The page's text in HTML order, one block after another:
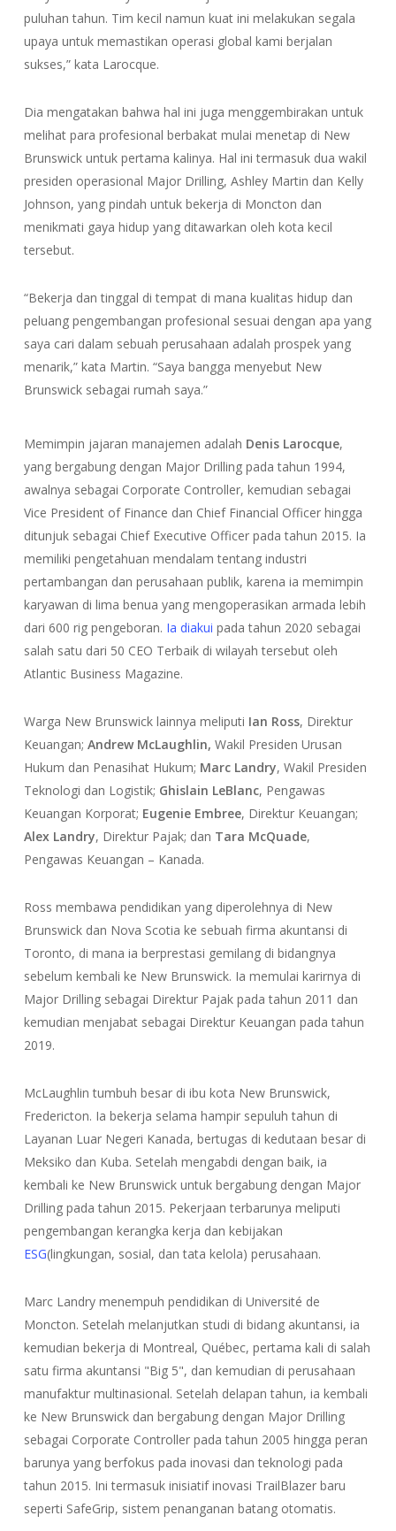
puluhan tahun. Tim kecil namun kuat ini melakukan segala
upaya untuk memastikan operasi global kami berjalan
sukses,” kata Larocque.
Dia mengatakan bahwa hal ini juga menggembirakan untuk
melihat para profesional berbakat mulai menetap di New
Brunswick untuk pertama kalinya. Hal ini termasuk dua wakil
presiden operasional Major Drilling, Ashley Martin dan Kelly
Johnson, yang pindah untuk bekerja di Moncton dan
menikmati gaya hidup yang ditawarkan oleh kota kecil
tersebut.
“Bekerja dan tinggal di tempat di mana kualitas hidup dan
peluang pengembangan profesional sesuai dengan apa yang
saya cari dalam sebuah perusahaan adalah prospek yang
menarik,” kata Martin. “Saya bangga menyebut New
Brunswick sebagai rumah saya.”
Memimpin jajaran manajemen adalah Denis Larocque,
yang bergabung dengan Major Drilling pada tahun 1994,
awalnya sebagai Corporate Controller, kemudian sebagai
Vice President of Finance dan Chief Financial Officer hingga
ditunjuk sebagai Chief Executive Officer pada tahun 2015. Ia
memiliki pengetahuan mendalam tentang industri
pertambangan dan perusahaan publik, karena ia memimpin
karyawan di lima benua yang mengoperasikan armada lebih
dari 600 rig pengeboran. Ia diakui pada tahun 2020 sebagai
salah satu dari 50 CEO Terbaik di wilayah tersebut oleh
Atlantic Business Magazine.
Warga New Brunswick lainnya meliputi Ian Ross, Direktur
Keuangan; Andrew McLaughlin, Wakil Presiden Urusan
Hukum dan Penasihat Hukum; Marc Landry, Wakil Presiden
Teknologi dan Logistik; Ghislain LeBlanc, Pengawas
Keuangan Korporat; Eugenie Embree, Direktur Keuangan;
Alex Landry, Direktur Pajak; dan Tara McQuade,
Pengawas Keuangan – Kanada.
Ross membawa pendidikan yang diperolehnya di New
Brunswick dan Nova Scotia ke sebuah firma akuntansi di
Toronto, di mana ia berprestasi gemilang di bidangnya
sebelum kembali ke New Brunswick. Ia memulai karirnya di
Major Drilling sebagai Direktur Pajak pada tahun 2011 dan
kemudian menjabat sebagai Direktur Keuangan pada tahun
2019.
McLaughlin tumbuh besar di ibu kota New Brunswick,
Fredericton. Ia bekerja selama hampir sepuluh tahun di
Layanan Luar Negeri Kanada, bertugas di kedutaan besar di
Meksiko dan Kuba. Setelah mengabdi dengan baik, ia
kembali ke New Brunswick untuk bergabung dengan Major
Drilling pada tahun 2015. Pekerjaan terbarunya meliputi
pengembangan kerangka kerja dan kebijakan
ESG(lingkungan, sosial, dan tata kelola) perusahaan.
Marc Landry menempuh pendidikan di Université de
Moncton. Setelah melanjutkan studi di bidang akuntansi, ia
kemudian bekerja di Montreal, Québec, pertama kali di salah
satu firma akuntansi "Big 5", dan kemudian di perusahaan
manufaktur multinasional. Setelah delapan tahun, ia kembali
ke New Brunswick dan bergabung dengan Major Drilling
sebagai Corporate Controller pada tahun 2005 hingga peran
barunya yang berfokus pada inovasi dan teknologi pada
tahun 2015. Ini termasuk inisiatif inovasi TrailBlazer baru
seperti SafeGrip, sistem penanganan batang otomatis.